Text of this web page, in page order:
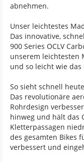
abnehmen.
Unser leichtestes
Das innovative,
900 Series OCLV
unserem leichtesten
und so leicht wie das
So sieht schnell
Das revolutionäre
Rohrdesign
hinweg und hält das
Kletterpassagen
des gesamten Bikes
verbessert und